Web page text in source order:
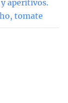
aperitivos.
, tomate